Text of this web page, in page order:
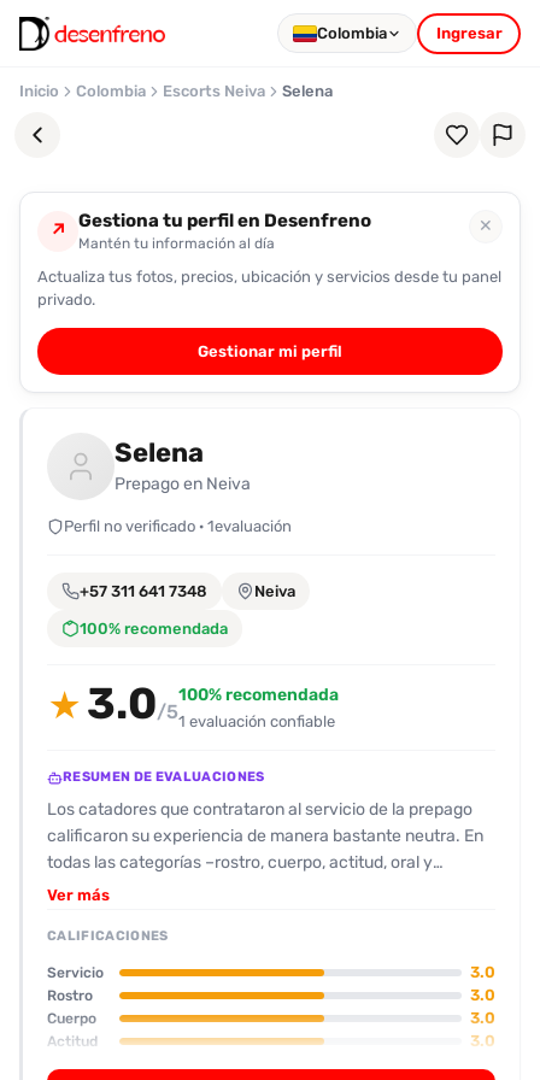
Colombia Ingresar
Inicio Colombia Escorts Neiva Selena
Favoritos
Pronto
podrás
registrarte
guardar
favoritas
para
fácilmente.
↗ Gestiona tu perfil en Desenfreno
Mantén tu información al día
✕
Actualiza tus fotos, precios, ubicación y servicios desde tu panel
privado.
Gestionar mi perfil
Selena
Prepago en Neiva
Perfil no verificado · 1evaluación
+57 311 641 7348 Neiva
100% recomendada
★ 3.0/5
100% recomendada
1 evaluación confiable
RESUMEN DE EVALUACIONES
Los catadores que contrataron al servicio de la prepago
calificaron su experiencia de manera bastante neutra. En
todas las categorías –rostro, cuerpo, actitud, oral y
desempeño sexual– asignaron 3 estrellas sobre 5, lo que
acompañante no ofreció besos, algo que el cliente
puntualizó en la nota. A pesar de la calificación media, el
catador dejó una recomendación positiva, lo que sugiere
que, para él, la experiencia cumplió con sus expectativas
básicas. No se mencionan problemas concretos ni elogios
especiales, por lo que el patrón que se observa es de “todo
Ver más
CALIFICACIONES
Servicio 3.0
Rostro 3.0
Cuerpo 3.0
Actitud 3.0